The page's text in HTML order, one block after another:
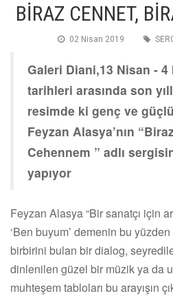
BİRAZ CENNET,
02 Nisan 2019
Galeri Diani,13 Nisan - 4
tarihleri arasında son
resimde ki genç ve
Feyzan Alasya’nın
Cehennem ” adlı
yapıyor
Feyzan Alasya “Bir sanatçı için
‘Ben buyum’ demenin bu
birbirini bulan bir dialog,
dinlenilen güzel bir müzik ya da
muhteşem tabloları bu arayışın